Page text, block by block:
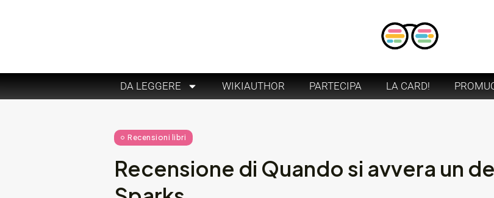
DA LEGGERE WIKIAUTHOR PARTECIPA LA CARD!
Recensioni libri
Recensione di Quando si avvera un